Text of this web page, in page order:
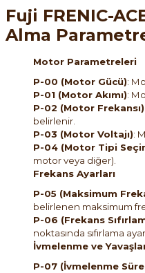
Fuji FRENIC-
Alma
Motor Parametreleri
P-00 (Motor Gücü):
P-01 (Motor Akımı):
P-02 (Motor Frekansı)
belirlenir.
P-03 (Motor Voltajı):
P-04 (Motor Tipi
motor veya diğer).
Frekans Ayarları
P-05 (Maksimum
belirlenen maksimum
P-06 (Frekans
noktasında sıfırlama
İvmelenme ve
P-07 (İvmelenme